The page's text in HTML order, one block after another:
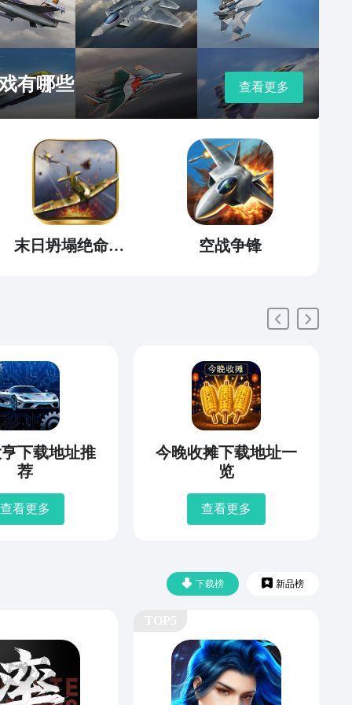
有哪些 查看更多
末日坍塌绝命飞行 空战争锋
下载地址推
荐
查看更多
今晚收摊下载地址一
览
查看更多
下载榜 新品榜